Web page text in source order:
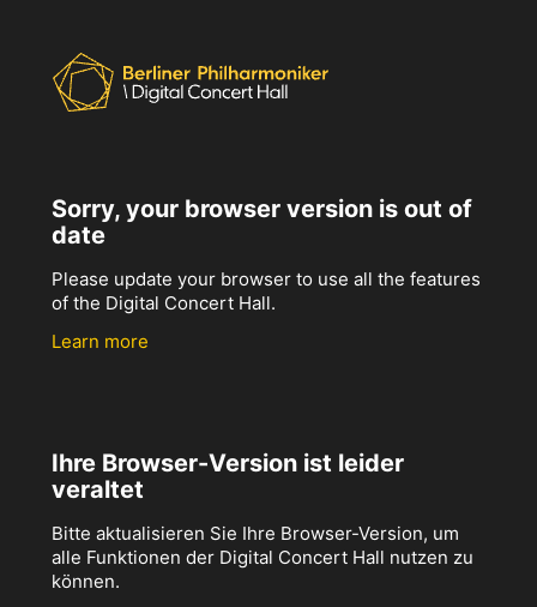
Sorry, your browser version is out of
date
Please update your browser to use all the features
of the Digital Concert Hall.
Learn more
Ihre Browser-Version ist leider
veraltet
Bitte aktualisieren Sie Ihre Browser-Version, um
alle Funktionen der Digital Concert Hall nutzen zu
können.